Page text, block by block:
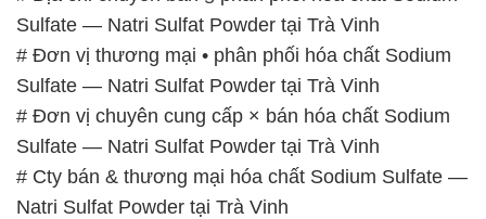
Sulfate — Natri Sulfat Powder tại Trà Vinh
# Đơn vị thương mại • phân phối hóa chất Sodium
Sulfate — Natri Sulfat Powder tại Trà Vinh
# Đơn vị chuyên cung cấp × bán hóa chất Sodium
Sulfate — Natri Sulfat Powder tại Trà Vinh
# Cty bán & thương mại hóa chất Sodium Sulfate —
Natri Sulfat Powder tại Trà Vinh